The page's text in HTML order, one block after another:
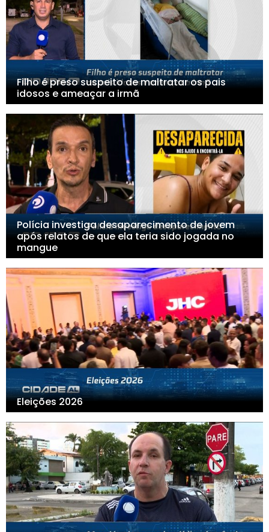
Filho é preso suspeito de maltratar os pais
idosos e ameaçar a irmã
Polícia investiga desaparecimento de jovem
após relatos de que ela teria sido jogada no
mangue
Eleições 2026